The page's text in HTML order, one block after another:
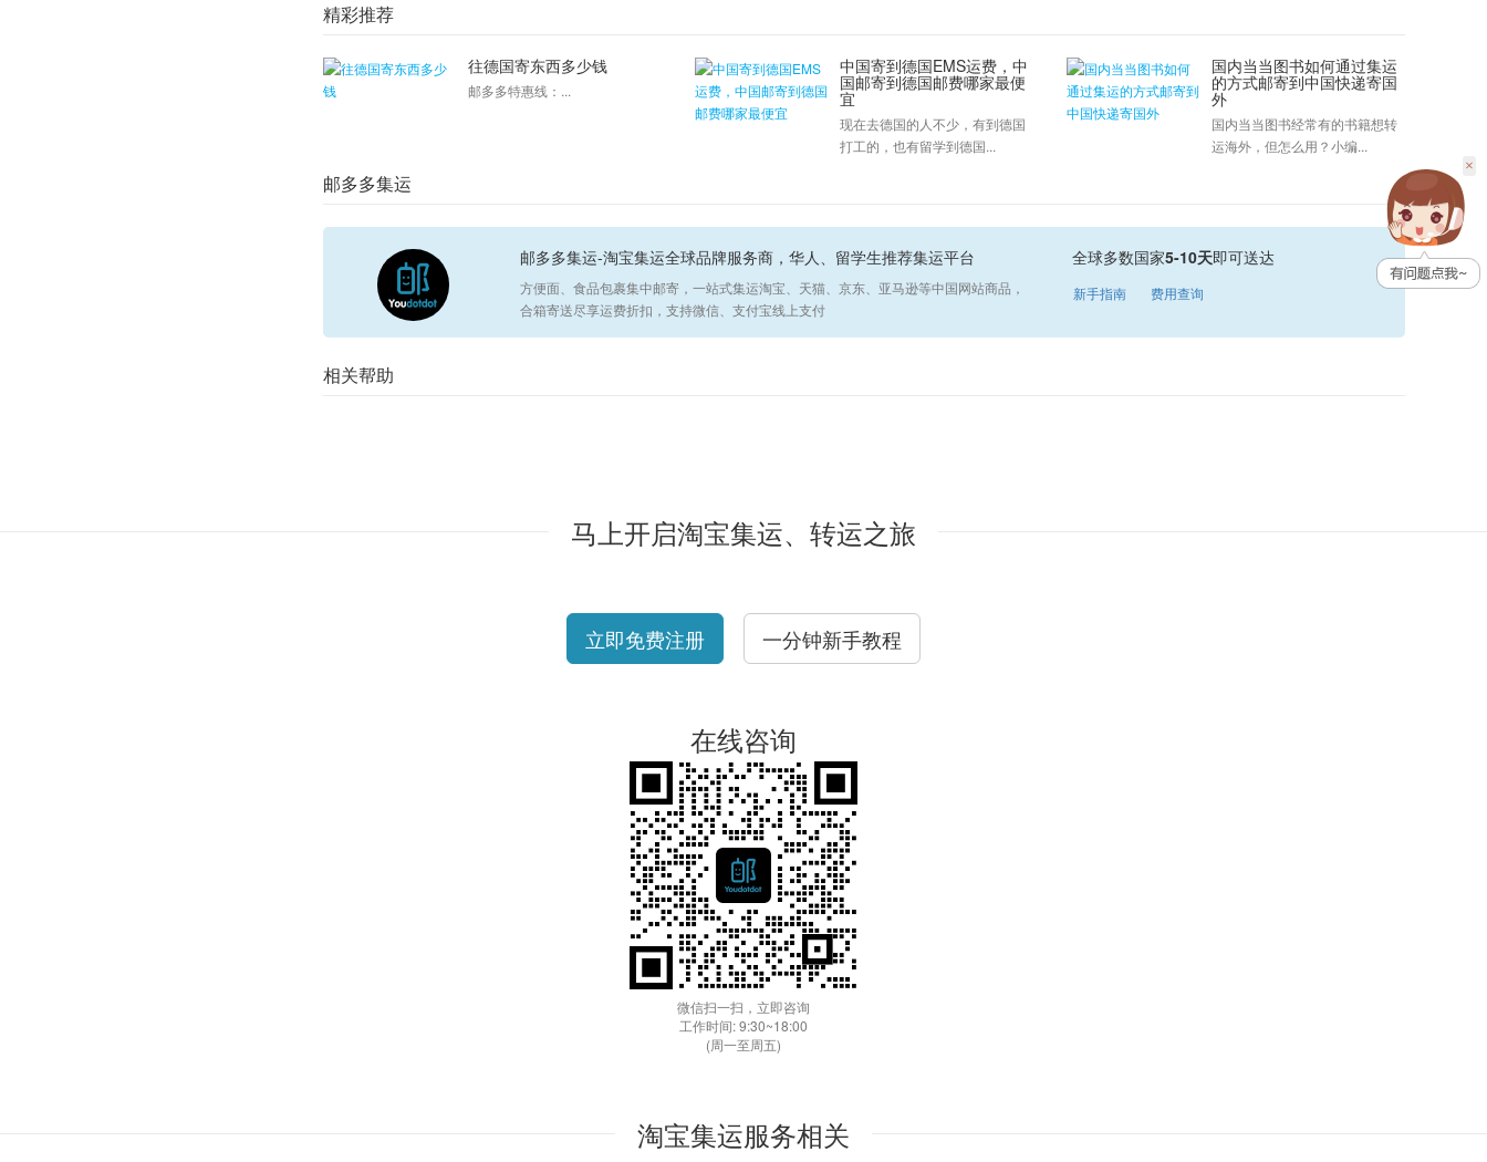
精彩推荐
往德国寄东西多少钱
邮多多特惠线：...
中国寄到德国EMS运费，中
国邮寄到德国邮费哪家最便
宜
现在去德国的人不少，有到德国
打工的，也有留学到德国...
国内当当图书如何通过集运
的方式邮寄到中国快递寄国
外
国内当当图书经常有的书籍想转
运海外，但怎么用？小编...
邮多多集运
邮多多集运-淘宝集运全球品牌服务商，华人、留学生推荐集运平台
方便面、食品包裹集中邮寄，一站式集运淘宝、天猫、京东、亚马逊等中国网站商品，
合箱寄送尽享运费折扣，支持微信、支付宝线上支付
全球多数国家5-10天即可送达
新手指南 费用查询
相关帮助
马上开启淘宝集运、转运之旅
立即免费注册 一分钟新手教程
在线咨询
微信扫一扫，立即咨询
工作时间: 9:30~18:00
(周一至周五)
淘宝集运服务相关
×